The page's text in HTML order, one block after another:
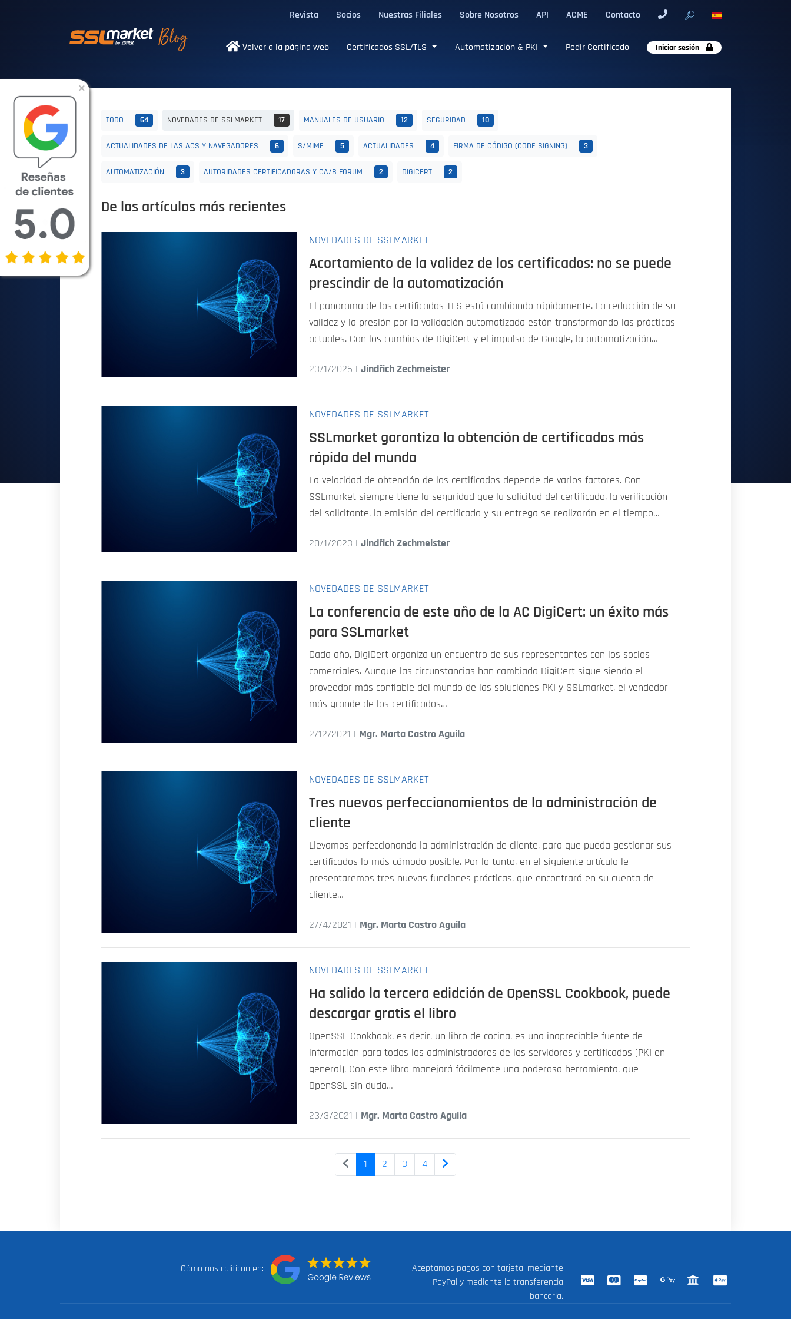
Revista Socios Nuestras Filiales Sobre Nosotros API ACME Contacto
Certificados SSL/TLS confiables
Volver a la página web Certificados SSL/TLS Automatización & PKI Pedir Certificado Iniciar sesión
TODO 64 NOVEDADES DE SSLMARKET 17 MANUALES DE USUARIO 12 SEGURIDAD 10
ACTUALIDADES DE LAS ACS Y NAVEGADORES 6 S/MIME 5 ACTUALIDADES 4 FIRMA DE CÓDIGO (CODE SIGNING) 3
AUTOMATIZACIÓN 3 AUTORIDADES CERTIFICADORAS Y CA/B FORUM 2 DIGICERT 2
De los artículos más recientes
NOVEDADES DE SSLMARKET
Acortamiento de la validez de los certificados: no se puede
prescindir de la automatización
El panorama de los certificados TLS está cambiando rápidamente. La reducción de su
validez y la presión por la validación automatizada están transformando las prácticas
actuales. Con los cambios de DigiCert y el impulso de Google, la automatización…
23/1/2026 |Jindřich Zechmeister
NOVEDADES DE SSLMARKET
SSLmarket garantiza la obtención de certificados más
rápida del mundo
La velocidad de obtención de los certificados depende de varios factores. Con
SSLmarket siempre tiene la seguridad que la solicitud del certificado, la verificación
del solicitante, la emisión del certificado y su entrega se realizarán en el tiempo…
20/1/2023 |Jindřich Zechmeister
NOVEDADES DE SSLMARKET
La conferencia de este año de la AC DigiCert: un éxito más
para SSLmarket
Cada año, DigiCert organiza un encuentro de sus representantes con los socios
comerciales. Aunque las circunstancias han cambiado DigiCert sigue siendo el
proveedor más confiable del mundo de las soluciones PKI y SSLmarket, el vendedor
más grande de los certificados…
2/12/2021 | Mgr. Marta Castro Aguila
NOVEDADES DE SSLMARKET
Tres nuevos perfeccionamientos de la administración de
cliente
Llevamos perfeccionando la administración de cliente, para que pueda gestionar sus
certificados lo más cómodo posible. Por lo tanto, en el siguiente artículo le
presentaremos tres nuevas funciones prácticas, que encontrará en su cuenta de
cliente…
27/4/2021 | Mgr. Marta Castro Aguila
NOVEDADES DE SSLMARKET
Ha salido la tercera edidción de OpenSSL Cookbook, puede
descargar gratis el libro
OpenSSL Cookbook, es decir, un libro de cocina, es una inapreciable fuente de
información para todos los administradores de los servidores y certificados (PKI en
general). Con este libro manejará fácilmente una poderosa herramienta, que
OpenSSL sin duda…
23/3/2021 | Mgr. Marta Castro Aguila
1 2 3 4
Cómo nos califican en:
Aceptamos pagos con tarjeta, mediante
PayPal y mediante la transferencia
bancaria.
×